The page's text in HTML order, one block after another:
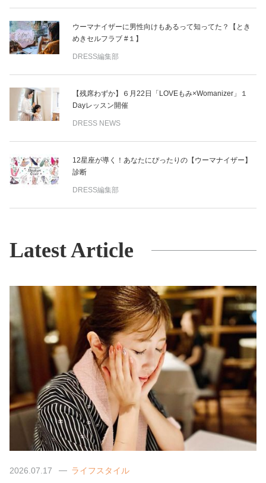
ウーマナイザーに男性向けもあるって知ってた？【とき
めきセルフラブ #１】
DRESS編集部
【残席わずか】６月22日「LOVEもみ×Womanizer」１
Dayレッスン開催
DRESS NEWS
12星座が導く！あなたにぴったりの【ウーマナイザー】
診断
DRESS編集部
Latest Article
2026.07.17 ライフスタイル